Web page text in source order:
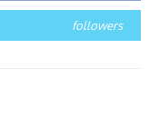
followers